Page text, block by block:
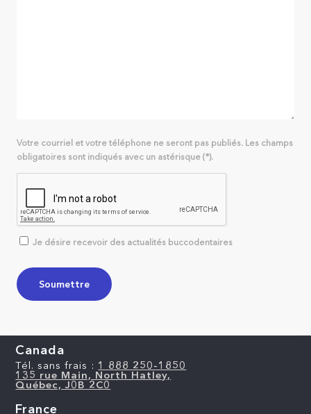
Votre courriel et votre téléphone ne seront pas publiés. Les champs
obligatoires sont indiqués avec un astérisque (*).
Je désire recevoir des actualités buccodentaires
Canada
Tél. sans frais : 1 888 250-1850
135 rue Main, North Hatley,
Québec, J0B 2C0
France